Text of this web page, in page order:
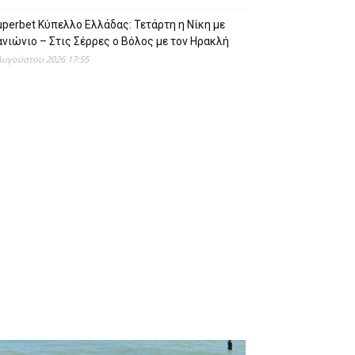
Κύπελλο Ελλάδας: Τετάρτη η Νίκη με
– Στις Σέρρες ο Βόλος με τον Ηρακλή
2026 17:55